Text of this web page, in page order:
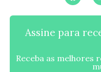
Assine para
Receba as melhores